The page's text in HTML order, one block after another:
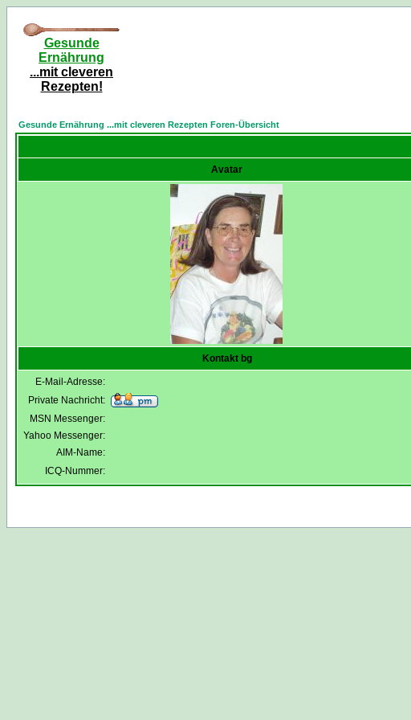
Gesunde
Ernährung
...mit cleveren
Rezepten!
Gesunde Ernährung ...mit cleveren Rezepten Foren-Übersicht
Avatar
Kontakt bg
E-Mail-Adresse:
Private Nachricht:
MSN Messenger:
Yahoo Messenger:
AIM-Name:
ICQ-Nummer: